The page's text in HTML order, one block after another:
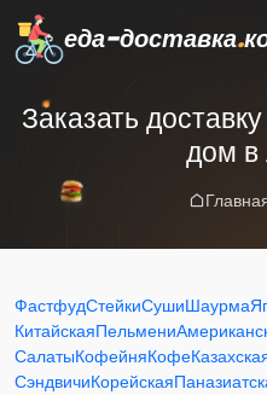
еда-доставка.
Заказать
дом в
ФастфудСтейкиСушиШаурма
КитайскаяПельмени
СалатыКофейняКофе
СэндвичиКорейская